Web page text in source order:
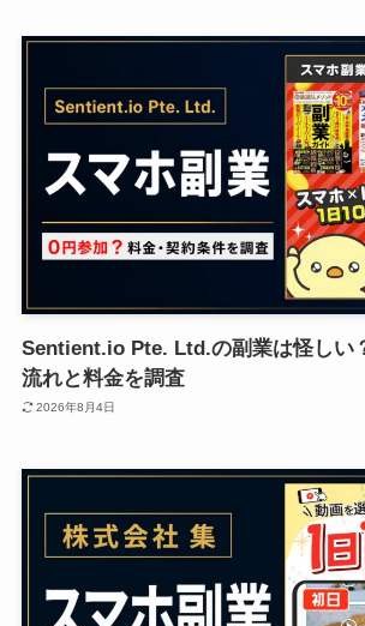
Sentient.io Pte. Ltd.の副業は怪しい
流れと料金を調査
2026年8月4日